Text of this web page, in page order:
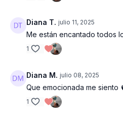
Diana T. julio 11, 2025
Me están encantado todos
1
Diana M. julio 08, 2025
Que emocionada me siento
1